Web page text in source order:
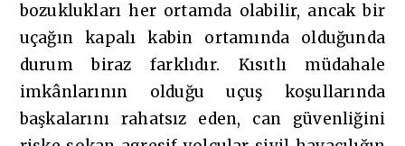
bozuklukları her ortamda olabilir, ancak bir
uçağın kapalı kabin ortamında olduğunda
durum biraz farklıdır. Kısıtlı müdahale
imkânlarının olduğu uçuş koşullarında
başkalarını rahatsız eden, can güvenliğini